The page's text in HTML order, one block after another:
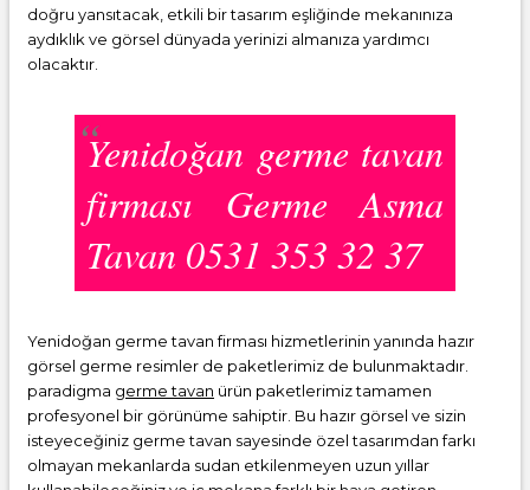
doğru yansıtacak, etkili bir tasarım eşliğinde mekanınıza
aydıklık ve görsel dünyada yerinizi almanıza yardımcı
olacaktır.
Yenidoğan germe tavan
firması Germe Asma
Tavan 0531 353 32 37
Yenidoğan germe tavan firması hizmetlerinin yanında hazır
görsel germe resimler de paketlerimiz de bulunmaktadır.
paradigma germe tavan ürün paketlerimiz tamamen
profesyonel bir görünüme sahiptir. Bu hazır görsel ve sizin
isteyeceğiniz germe tavan sayesinde özel tasarımdan farkı
olmayan mekanlarda sudan etkilenmeyen uzun yıllar